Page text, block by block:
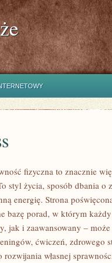
fizyczna to znacznie
styl życia, sposób dbania o
energię. Strona
bazę porad, w którym
jak i zaawansowany –
ćwiczeń, zdrowego
rozwijania własnej